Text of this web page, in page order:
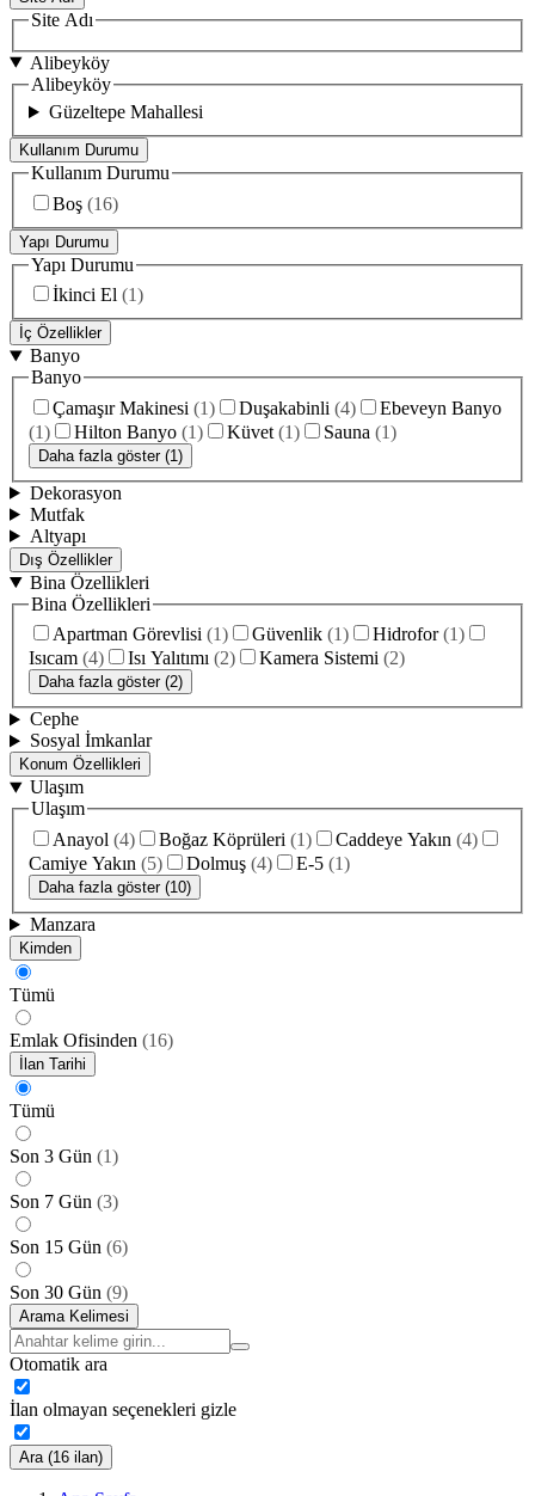
Site Adı
Alibeyköy
Alibeyköy
Güzeltepe Mahallesi
Kullanım Durumu
Kullanım Durumu
Boş (16)
Yapı Durumu
Yapı Durumu
İkinci El (1)
İç Özellikler
Banyo
Banyo
Çamaşır Makinesi (1) Duşakabinli (4)
Ebeveyn Banyo
(1) Hilton Banyo (1) Küvet (1) Sauna (1)
Daha fazla göster (1)
Dekorasyon
Mutfak
Altyapı
Dış Özellikler
Bina Özellikleri
Bina Özellikleri
Apartman Görevlisi (1) Güvenlik (1) Hidrofor (1)
Isıcam (4) Isı Yalıtımı (2) Kamera Sistemi (2)
Daha fazla göster (2)
Cephe
Sosyal İmkanlar
Konum Özellikleri
Ulaşım
Ulaşım
Anayol (4) Boğaz Köprüleri (1) Caddeye Yakın (4)
Camiye Yakın (5) Dolmuş (4) E-5 (1)
Daha fazla göster (10)
Manzara
Kimden
Tümü
Emlak Ofisinden (16)
İlan Tarihi
Tümü
Son 3 Gün (1)
Son 7 Gün (3)
Son 15 Gün (6)
Son 30 Gün (9)
Arama Kelimesi
Otomatik ara
İlan olmayan seçenekleri gizle
Ara (16 ilan)